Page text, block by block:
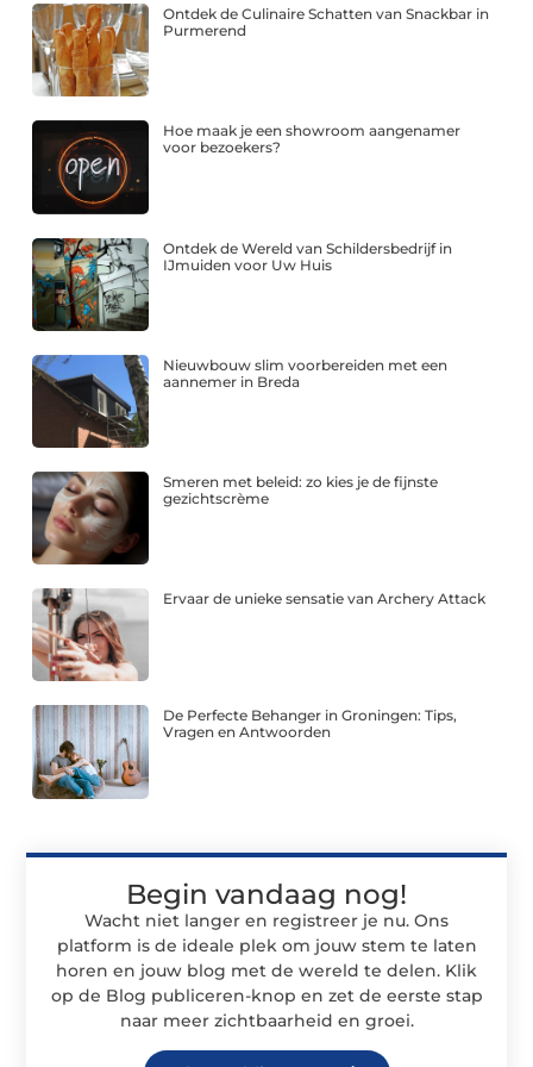
Ontdek de Culinaire Schatten van Snackbar in
Purmerend
Hoe maak je een showroom aangenamer
voor bezoekers?
Ontdek de Wereld van Schildersbedrijf in
IJmuiden voor Uw Huis
Nieuwbouw slim voorbereiden met een
aannemer in Breda
Smeren met beleid: zo kies je de fijnste
gezichtscrème
Ervaar de unieke sensatie van Archery Attack
De Perfecte Behanger in Groningen: Tips,
Vragen en Antwoorden
Begin vandaag nog!
Wacht niet langer en registreer je nu. Ons
platform is de ideale plek om jouw stem te laten
horen en jouw blog met de wereld te delen. Klik
op de Blog publiceren-knop en zet de eerste stap
naar meer zichtbaarheid en groei.